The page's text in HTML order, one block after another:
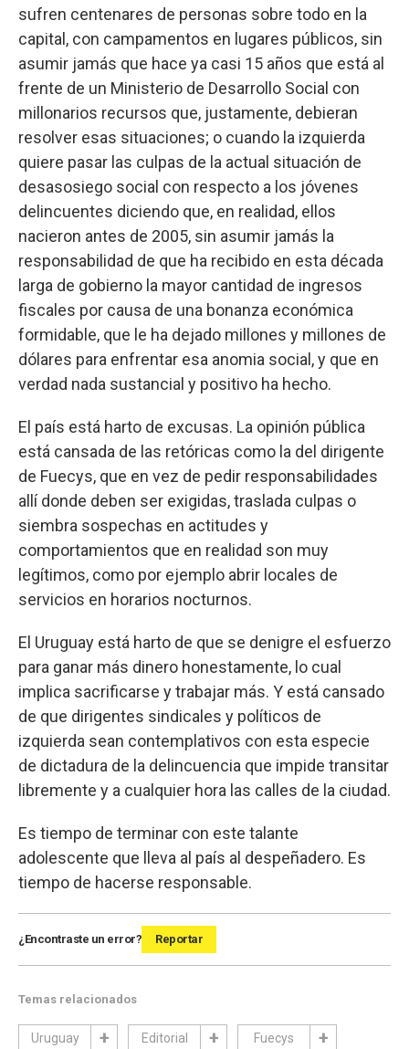
sufren centenares de personas sobre todo en la
capital, con campamentos en lugares públicos, sin
asumir jamás que hace ya casi 15 años que está al
frente de un Ministerio de Desarrollo Social con
millonarios recursos que, justamente, debieran
resolver esas situaciones; o cuando la izquierda
quiere pasar las culpas de la actual situación de
desasosiego social con respecto a los jóvenes
delincuentes diciendo que, en realidad, ellos
nacieron antes de 2005, sin asumir jamás la
responsabilidad de que ha recibido en esta década
larga de gobierno la mayor cantidad de ingresos
fiscales por causa de una bonanza económica
formidable, que le ha dejado millones y millones de
dólares para enfrentar esa anomia social, y que en
verdad nada sustancial y positivo ha hecho.
El país está harto de excusas. La opinión pública
está cansada de las retóricas como la del dirigente
de Fuecys, que en vez de pedir responsabilidades
allí donde deben ser exigidas, traslada culpas o
siembra sospechas en actitudes y
comportamientos que en realidad son muy
legítimos, como por ejemplo abrir locales de
servicios en horarios nocturnos.
El Uruguay está harto de que se denigre el esfuerzo
para ganar más dinero honestamente, lo cual
implica sacrificarse y trabajar más. Y está cansado
de que dirigentes sindicales y políticos de
izquierda sean contemplativos con esta especie
de dictadura de la delincuencia que impide transitar
libremente y a cualquier hora las calles de la ciudad.
Es tiempo de terminar con este talante
adolescente que lleva al país al despeñadero. Es
tiempo de hacerse responsable.
¿Encontraste un error? Reportar
Temas relacionados
Uruguay Editorial Fuecys